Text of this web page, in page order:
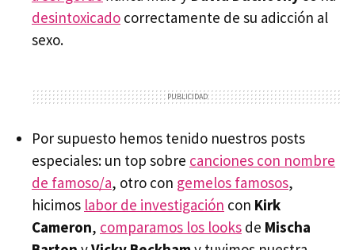
desintoxicado correctamente de su adicción al
sexo.
Por supuesto hemos tenido nuestros posts
especiales: un top sobre canciones con nombre
de famoso/a, otro con gemelos famosos,
hicimos labor de investigación con Kirk
Cameron, comparamos los looks de Mischa